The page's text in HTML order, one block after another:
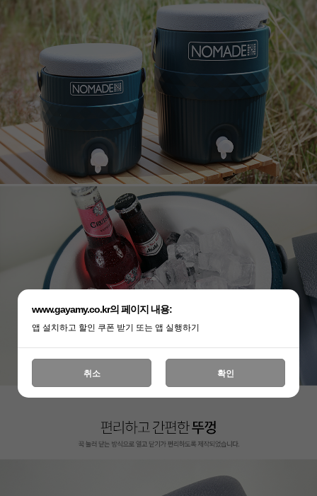
www.gayamy.co.kr의 페이지 내용:
앱 설치하고 할인 쿠폰 받기 또는 앱 실행하기
취소 확인